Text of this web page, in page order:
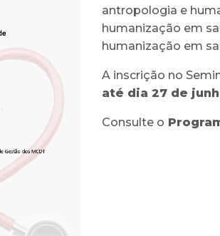
antropologia e
humanização em
humanização em
A inscrição no
até dia 27 de
Consulte o